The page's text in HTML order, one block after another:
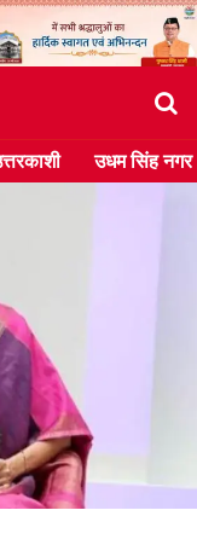
उधम सिंह नगर